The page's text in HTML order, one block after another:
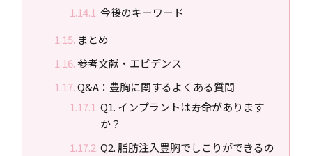
今後のキーワード
まとめ
参考文献・エビデンス
Q&A：豊胸に関するよくある質問
Q1. インプラントは寿命があります
か？
Q2. 脂肪注入豊胸でしこりができるの